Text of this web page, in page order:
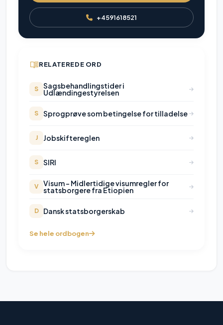
+4591618521
RELATEREDE ORD
S Sagsbehandlingstider i
Udlændingestyrelsen
S Sprogprøve som betingelse for tilladelse
J Jobskiftereglen
S SIRI
V Visum - Midlertidige visumregler for
statsborgere fra Etiopien
D Dansk statsborgerskab
Se hele ordbogen